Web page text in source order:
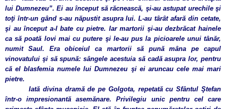
lui Dumnezeu”. Ei au început să răcnească, şi-au astupat urechile şi
toţi într-un gând s-au năpustit asupra lui. L-au târât afară din cetate,
şi au început a-l bate cu pietre. Iar martorii şi-au dezbrăcat hainele
ca să poată lovi mai cu putere şi le-au pus la picioarele unui tânăr,
numit Saul. Era obiceiul ca martorii să pună mâna pe capul
vinovatului şi să spună: sângele acestuia să cadă asupra lor, pentru
că el blasfemia numele lui Dumnezeu şi ei aruncau cele mai mari
pietre.
Iată divina dramă de pe Golgota, repetată cu Sfântul Ştefan
într-o impresionantă asemănare. Privilegiu unic pentru cel care